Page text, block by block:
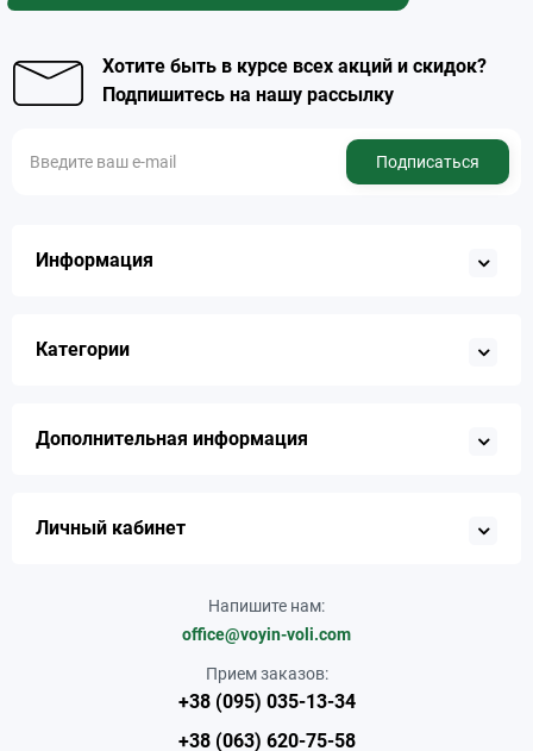
Хотите быть в курсе всех акций и скидок?
Подпишитесь на нашу рассылку
Подписаться
Информация
Категории
Дополнительная информация
Личный кабинет
Напишите нам:
office@voyin-voli.com
Прием заказов:
+38 (095) 035-13-34
+38 (063) 620-75-58